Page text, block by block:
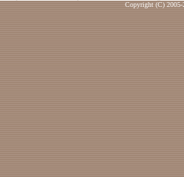
Copyright (C) 2005-